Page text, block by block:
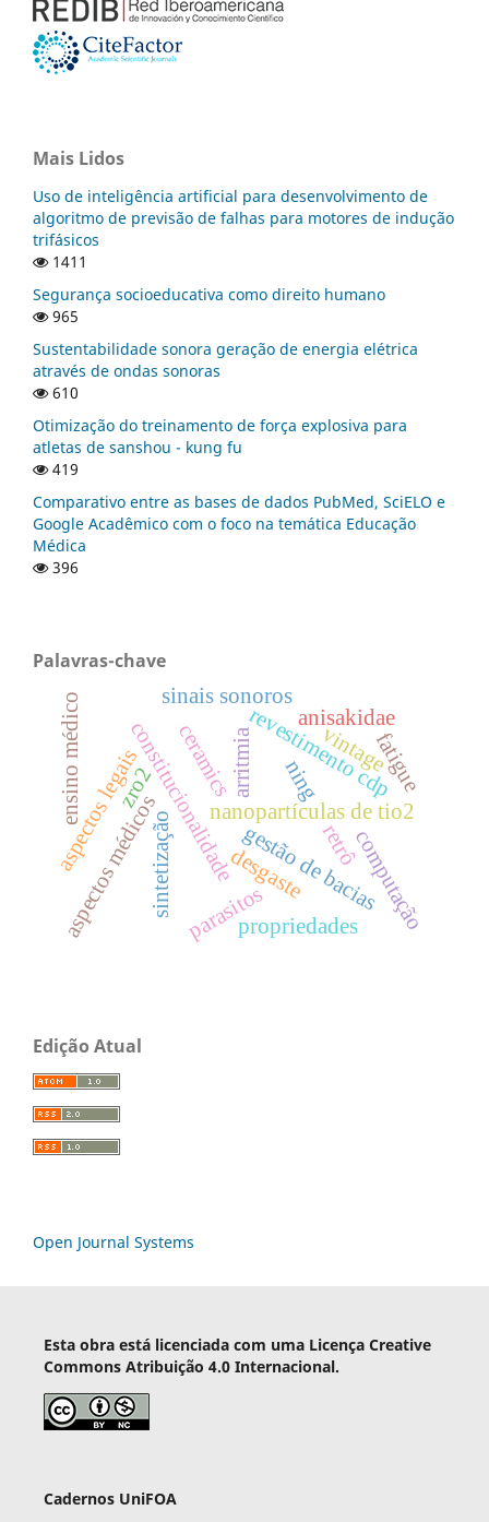
Mais Lidos
Uso de inteligência artificial para desenvolvimento de
algoritmo de previsão de falhas para motores de indução
trifásicos
1411
Segurança socioeducativa como direito humano
965
Sustentabilidade sonora geração de energia elétrica
através de ondas sonoras
610
Otimização do treinamento de força explosiva para
atletas de sanshou - kung fu
419
Comparativo entre as bases de dados PubMed, SciELO e
Google Acadêmico com o foco na temática Educação
Médica
396
Palavras-chave
nanopartículas de tio2
ning
constitucionalidade
aspectos legais
aspectos médicos desgaste
revestimento cdp
vintage
retrô
arritmia
gestão de bacias
sintetização
sinais sonoros
ensino médico anisakidae
parasitos computação
propriedades
ceramics
zro2 fatigue
Edição Atual
Open Journal Systems
Esta obra está licenciada com uma Licença Creative
Commons Atribuição 4.0 Internacional.
Cadernos UniFOA